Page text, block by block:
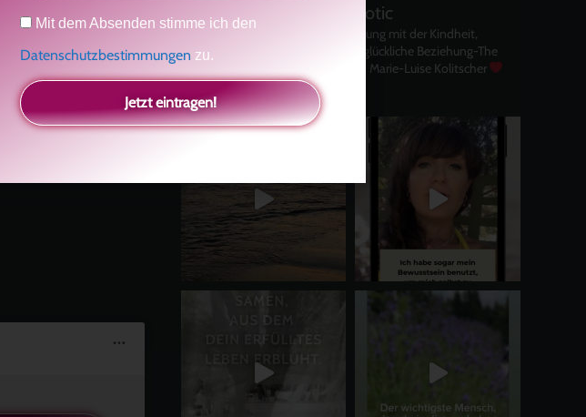
möchte
noch mehr zu
kleine Auszeit
Podcast
kolitscher.by.biotic
Selbstliebe, Aussöhnung mit der Kindheit,
Potenzial entfalten, glückliche Beziehung-The
Asha und Marie-Luise Kolitscher
Sisterlove
Datenschutz
Mit dem Absenden stimme ich den
Datenschutzbestimmungen zu.
Jetzt eintragen!